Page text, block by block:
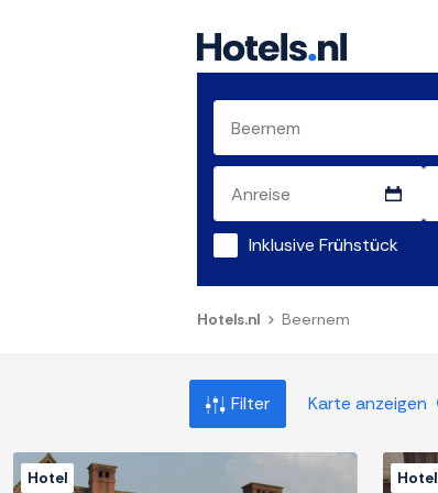
Inklusive Frühstück
Hotels.nl Beernem
Filter Karte anzeigen
Hotel Hotel